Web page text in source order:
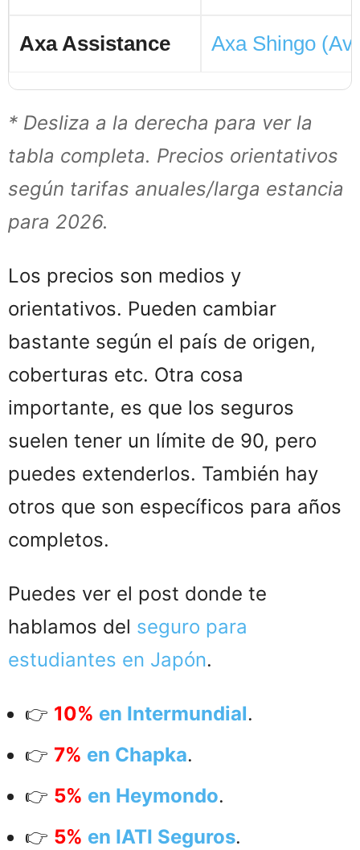
Axa Assistance Axa Shingo
* Desliza a la derecha para ver la
tabla completa. Precios orientativos
según tarifas anuales/larga estancia
para 2026.
Los precios son medios y
orientativos. Pueden cambiar
bastante según el país de origen,
coberturas etc. Otra cosa
importante, es que los seguros
suelen tener un límite de 90, pero
puedes extenderlos. También hay
otros que son específicos para años
completos.
Puedes ver el post donde te
hablamos del seguro para
estudiantes en Japón.
👉 10% en Intermundial.
👉 7% en Chapka.
👉 5% en Heymondo.
👉 5% en IATI Seguros.